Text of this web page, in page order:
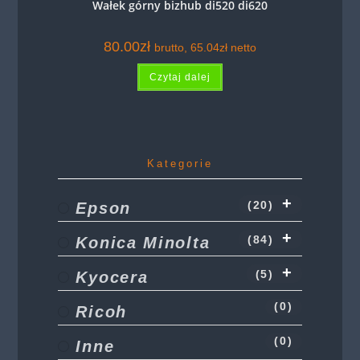
Wałek górny bizhub di520 di620
80.00zł brutto, 65.04zł netto
Czytaj dalej
Kategorie
Epson (20)
Konica Minolta (84)
Kyocera (5)
Ricoh (0)
Inne (0)